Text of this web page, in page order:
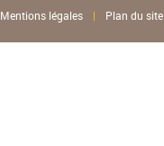
Mentions légales | Plan du site